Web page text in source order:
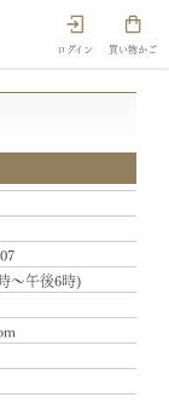
ログイン 買い物かご
～午後6時)